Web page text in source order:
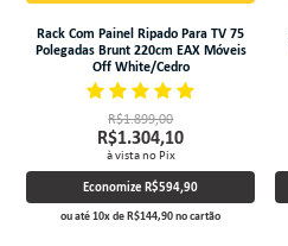
Rack Com Painel Ripado Para TV 75
Polegadas Brunt 220cm EAX Móveis
Off White/Cedro
R$1.899,00
R$1.304,10
à vista no Pix
EconomizeR$594,90
ou até10xdeR$144,90no cartão